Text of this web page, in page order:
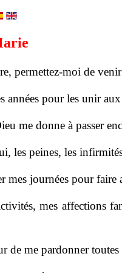
permettez-moi de
années pour les unir
me donne à passer
les peines, les
journées pour faire
mes affections
de me pardonner